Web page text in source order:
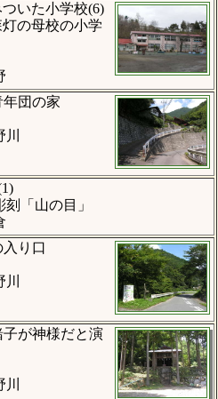
いた小学校(6)
灯の母校の小学
年団の家
「山の目」
入り口
子が神様だと演